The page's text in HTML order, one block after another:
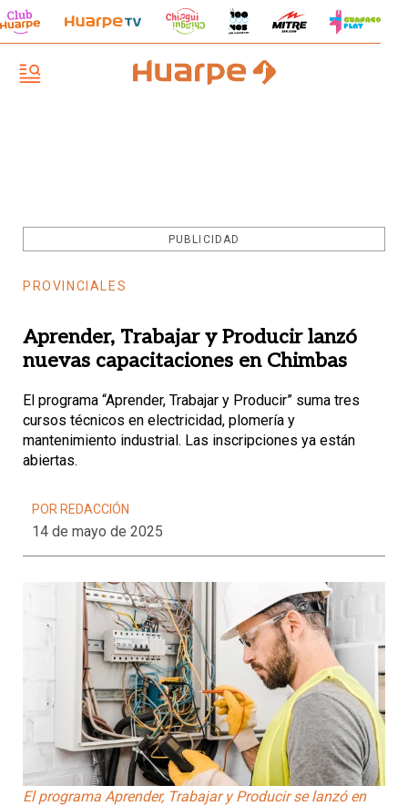
PUBLICIDAD
PROVINCIALES
Aprender, Trabajar y Producir lanzó
nuevas capacitaciones en Chimbas
El programa “Aprender, Trabajar y Producir” suma tres
cursos técnicos en electricidad, plomería y
mantenimiento industrial. Las inscripciones ya están
abiertas.
POR REDACCIÓN
14 de mayo de 2025
El programa Aprender, Trabajar y Producir se lanzó en